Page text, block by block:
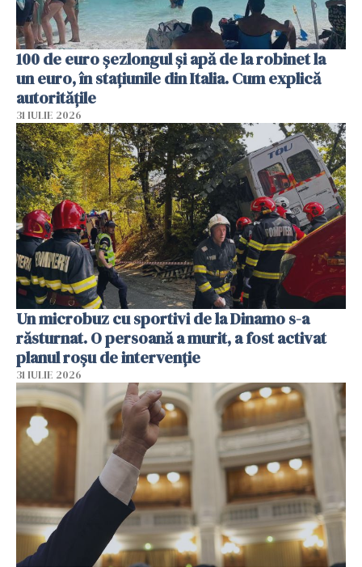
100 de euro șezlongul și apă de la robinet la
un euro, în stațiunile din Italia. Cum explică
autoritățile
31 IULIE 2026
Un microbuz cu sportivi de la Dinamo s-a
răsturnat. O persoană a murit, a fost activat
planul roșu de intervenție
31 IULIE 2026